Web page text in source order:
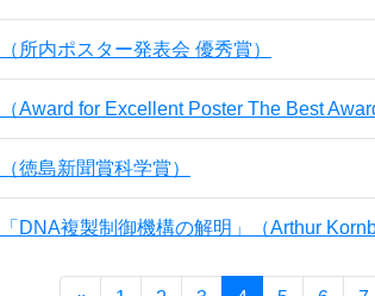
（所内ポスター発表会 優秀賞）
（Award for Excellent Poster The Best
（徳島新聞賞科学賞）
「DNA複製制御機構の解明」（Arthur